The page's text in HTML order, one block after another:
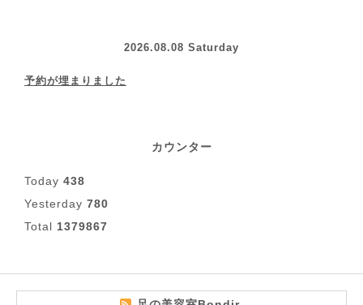
2026.08.08 Saturday
予約が埋まりました
カウンター
Today 438
Yesterday 780
Total 1379867